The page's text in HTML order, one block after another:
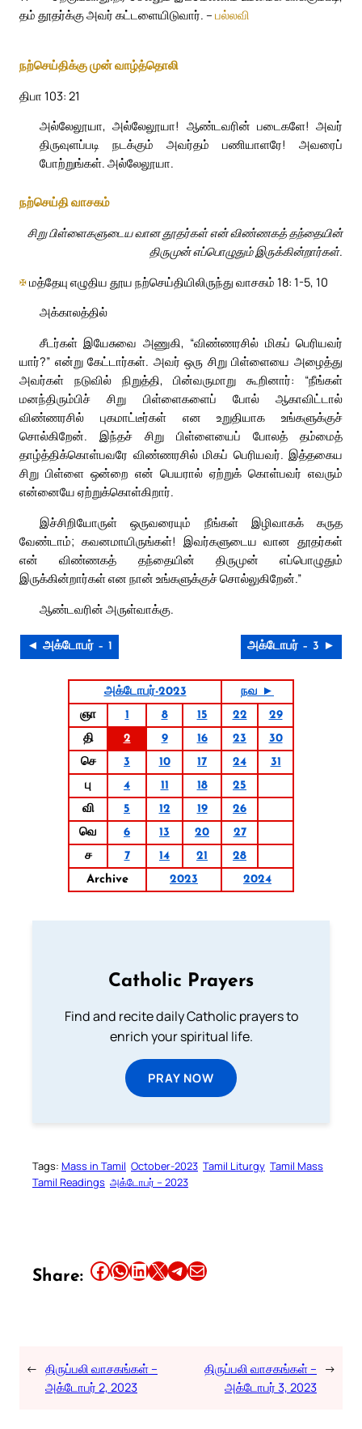
தம் தூதர்க்கு அவர் கட்டளையிடுவார். – பல்லவி
நற்செய்திக்கு முன் வாழ்த்தொலி
திபா 103: 21
அல்லேலூயா, அல்லேலூயா! ஆண்டவரின் படைகளே! அவர்
திருவுளப்படி நடக்கும் அவர்தம் பணியாளரே! அவரைப்
போற்றுங்கள். அல்லேலூயா.
நற்செய்தி வாசகம்
சிறு பிள்ளைகளுடைய வான தூதர்கள் என் விண்ணகத் தந்தையின்
திருமுன் எப்பொழுதும் இருக்கின்றார்கள்.
✠மத்தேயு எழுதிய தூய நற்செய்தியிலிருந்து வாசகம் 18: 1-5, 10
அக்காலத்தில்
சீடர்கள் இயேசுவை அணுகி, “விண்ணரசில் மிகப் பெரியவர்
யார்?” என்று கேட்டார்கள். அவர் ஒரு சிறு பிள்ளையை அழைத்து
அவர்கள் நடுவில் நிறுத்தி, பின்வருமாறு கூறினார்: “நீங்கள்
மனந்திரும்பிச் சிறு பிள்ளைகளைப் போல் ஆகாவிட்டால்
விண்ணரசில் புகமாட்டீர்கள் என உறுதியாக உங்களுக்குச்
சொல்கிறேன். இந்தச் சிறு பிள்ளையைப் போலத் தம்மைத்
தாழ்த்திக்கொள்பவரே விண்ணரசில் மிகப் பெரியவர். இத்தகைய
சிறு பிள்ளை ஒன்றை என் பெயரால் ஏற்றுக் கொள்பவர் எவரும்
என்னையே ஏற்றுக்கொள்கிறார்.
இச்சிறியோருள் ஒருவரையும் நீங்கள் இழிவாகக் கருத
வேண்டாம்; கவனமாயிருங்கள்! இவர்களுடைய வான தூதர்கள்
என் விண்ணகத் தந்தையின் திருமுன் எப்பொழுதும்
இருக்கின்றார்கள் என நான் உங்களுக்குச் சொல்லுகிறேன்.”
ஆண்டவரின் அருள்வாக்கு.
◄ அக்டோபர் – 1 அக்டோபர் – 3 ►
அக்டோபர்-2023
நவ ►
ஞா
1 8 15 22
29
தி
2 9 16 23
30
செ
3 10 17 24
31
பு
4 11 18
25
வி
5 12 19
26
வெ
6 13 20
27
ச
7 14 21
28
Archive
2023 2024
Catholic Prayers
Find and recite daily Catholic prayers to
enrich your spiritual life.
PRAY NOW
Tags: Mass in Tamil October-2023 Tamil Liturgy Tamil Mass
Tamil Readings அக்டோபர் – 2023
Share: Share this article on Facebook Share this article on WhatsApp Share this article on LinkedIn Share this article on X Share this article on TelegramEmail this Article
← திருப்பலி வாசகங்கள் –
அக்டோபர் 2, 2023
திருப்பலி வாசகங்கள் –
அக்டோபர் 3, 2023
→